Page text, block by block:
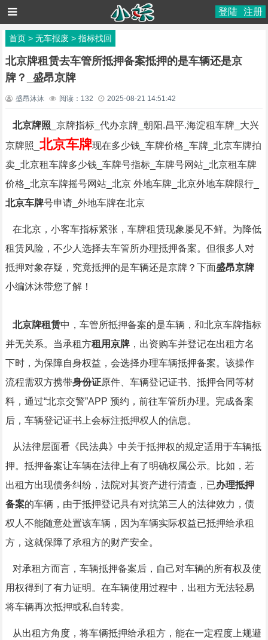
登陆 注册
首页> 无车报废 > 指标找回
北京牌租赁去车管所抵押备案抵押的是车辆还是京
牌？_盛昂京牌
盛昂沐沐 阅读： 132 2025-08-21 14:51:42
北京牌照 _京牌指标_代办京牌_朝阳.昌平.海淀租车牌_大兴
京牌照_ 北京车牌现在多少钱_车牌价格_车牌_北京车牌拍
卖_北京租车牌多少钱_车牌号指标_车牌号网站_北京租车牌
价格_北京车牌摇号网站_北京 外地车牌_北京外地车牌限行_
北京车牌号申请_外地车牌在北京
在北京，小客车指标紧张，车牌租赁现象屡见不鲜。为降低
租赁风险，不少人选择去车管所办理抵押备案。但很多人对
抵押对象存疑，究竟抵押的是车辆还是京牌？下面盛昂京牌
小编沐沐带您了解！
北京牌租赁中，车管所抵押备案的是车辆，和北京车牌指标
并无关系。当承租方租用京牌，出资购车并登记在出租方名
下时，为保障自身权益，会选择办理车辆抵押备案。该操作
流程需双方携带身份证原件、车辆登记证书、抵押合同等材
料，通过“北京交警”APP 预约，前往车管所办理。完成备案
后，车辆登记证书上会标注抵押权人的信息。
从法律层面看《民法典》中关于抵押权的规定适用于车辆抵
押。抵押备案让车辆在法律上有了明确权属公示。比如，若
出租方出现债务纠纷，法院对其资产进行清查，已办理抵押
备案的车辆，由于抵押登记具有对抗第三人的法律效力，债
权人不能随意处置该车辆，因为车辆实际权益已抵押给承租
方，这就保障了承租方的财产安全。
对承租方而言，车辆抵押备案后，自己对车辆的所有权及使
用权得到了有力证明。在车辆使用过程中，出租方无法轻易
将车辆再次抵押或私自转卖。
从出租方角度，将车辆抵押给承租方，能在一定程度上规避